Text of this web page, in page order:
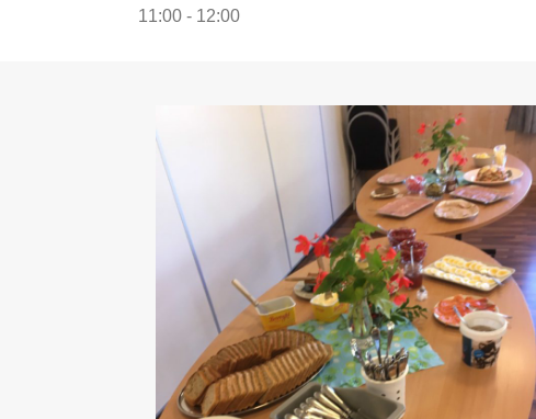
11:00 - 12:00